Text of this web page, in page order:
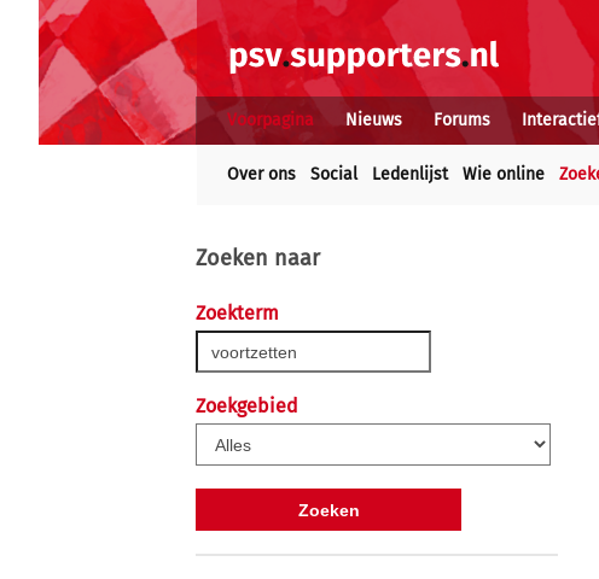
Voorpagina Nieuws Forums
Over ons Social Ledenlijst Wie online
Zoeken naar
Zoekterm
Zoekgebied